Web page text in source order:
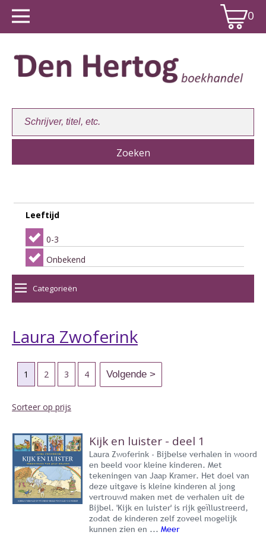
0
Winkelwagen:0
Leeftijd
0-3
Onbekend
Categorieën
Laura Zwoferink
1 2 3 4
Sorteer op prijs
Kijk en luister - deel 1
Laura Zwoferink - Bijbelse verhalen in woord
en beeld voor kleine kinderen. Met
tekeningen van Jaap Kramer. Het doel van
deze uitgave is kleine kinderen al jong
vertrouwd maken met de verhalen uit de
Bijbel. 'Kijk en luister' is rijk geïllustreerd,
zodat de kinderen zelf zoveel mogelijk
kunnen zien en ... Meer